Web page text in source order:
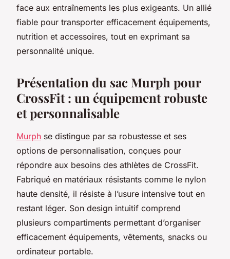
face aux entraînements les plus exigeants. Un allié
fiable pour transporter efficacement équipements,
nutrition et accessoires, tout en exprimant sa
personnalité unique.
Présentation du sac Murph pour
CrossFit : un équipement robuste
et personnalisable
Murph se distingue par sa robustesse et ses
options de personnalisation, conçues pour
répondre aux besoins des athlètes de CrossFit.
Fabriqué en matériaux résistants comme le nylon
haute densité, il résiste à l’usure intensive tout en
restant léger. Son design intuitif comprend
plusieurs compartiments permettant d’organiser
efficacement équipements, vêtements, snacks ou
ordinateur portable.